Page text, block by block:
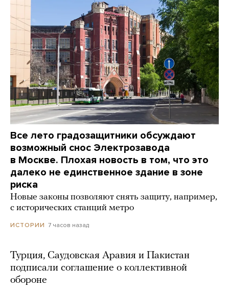
Все лето градозащитники обсуждают
возможный снос Электрозавода
в Москве. Плохая новость в том, что это
далеко не единственное здание в зоне
риска
Новые законы позволяют снять защиту, например,
с исторических станций метро
ИСТОРИИ 7 часов назад
Турция, Саудовская Аравия и Пакистан
подписали соглашение о коллективной
обороне